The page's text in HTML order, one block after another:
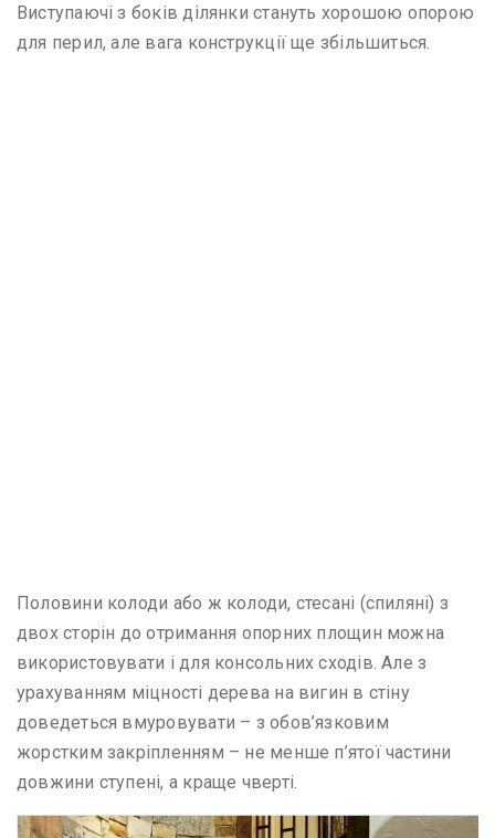
Виступаючі з боків ділянки стануть хорошою опорою
для перил, але вага конструкції ще збільшиться.
Половини колоди або ж колоди, стесані (спиляні) з
двох сторін до отримання опорних площин можна
використовувати і для консольних сходів. Але з
урахуванням міцності дерева на вигин в стіну
доведеться вмуровувати – з обов’язковим
жорстким закріпленням – не менше п’ятої частини
довжини ступені, а краще чверті.